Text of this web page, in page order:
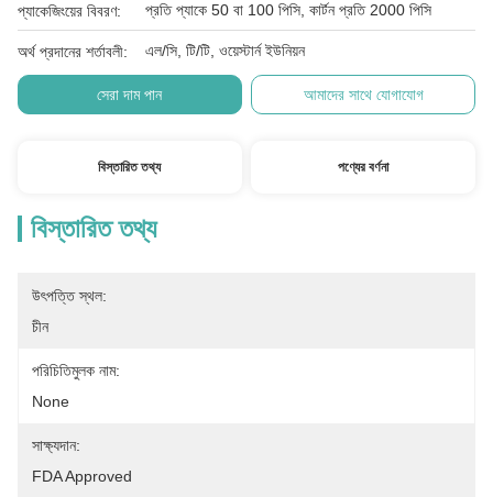
প্যাকেজিংয়ের বিবরণ: প্রতি প্যাকে 50 বা 100 পিসি, কার্টন প্রতি 2000 পিসি
অর্থ প্রদানের শর্তাবলী: এল/সি, টি/টি, ওয়েস্টার্ন ইউনিয়ন
সেরা দাম পান আমাদের সাথে যোগাযোগ
বিস্তারিত তথ্য পণ্যের বর্ণনা
বিস্তারিত তথ্য
উৎপত্তি স্থল:
চীন
পরিচিতিমুলক নাম:
None
সাক্ষ্যদান:
FDA Approved